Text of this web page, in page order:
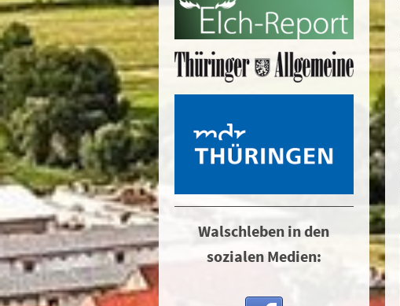
Walschleben in den
sozialen Medien: